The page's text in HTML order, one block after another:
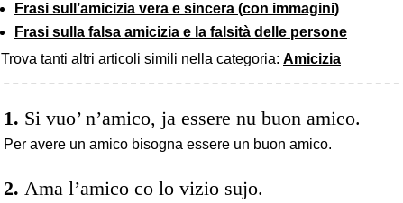
Frasi sull’amicizia vera e sincera (con immagini)
Frasi sulla falsa amicizia e la falsità delle persone
Trova tanti altri articoli simili nella categoria: Amicizia
Si vuo’ n’amico, ja essere nu buon amico.
Per avere un amico bisogna essere un buon amico.
Ama l’amico co lo vizio sujo.